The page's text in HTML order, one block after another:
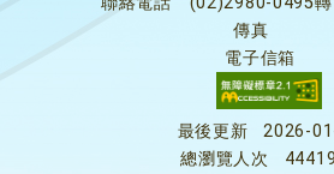
傳真
電子信箱
最後更新
2026-
總瀏覽人次